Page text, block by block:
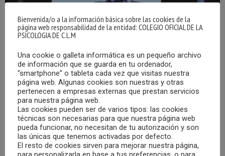
CELEBRADO EL II CONGRESO REGIONAL DE
CASTILLA-LA MANCHA DE PERSONAS CON
CÁNCER Y FAMILIARES
21/03/2023
El 17 de marzo tenía lugar el II Congreso Regional de
Bienvenida/o a la información básica sobre las cookies de la
página web responsabilidad de la entidad: COLEGIO OFICIAL DE LA
PSICOLOGIA DE C.L.M
Una cookie o galleta informática es un pequeño archivo
de información que se guarda en tu ordenador,
“smartphone” o tableta cada vez que visitas nuestra
página web. Algunas cookies son nuestras y otras
pertenecen a empresas externas que prestan servicios
para nuestra página web.
Las cookies pueden ser de varios tipos: las cookies
técnicas son necesarias para que nuestra página web
pueda funcionar, no necesitan de tu autorización y son
las únicas que tenemos activadas por defecto.
El resto de cookies sirven para mejorar nuestra página,